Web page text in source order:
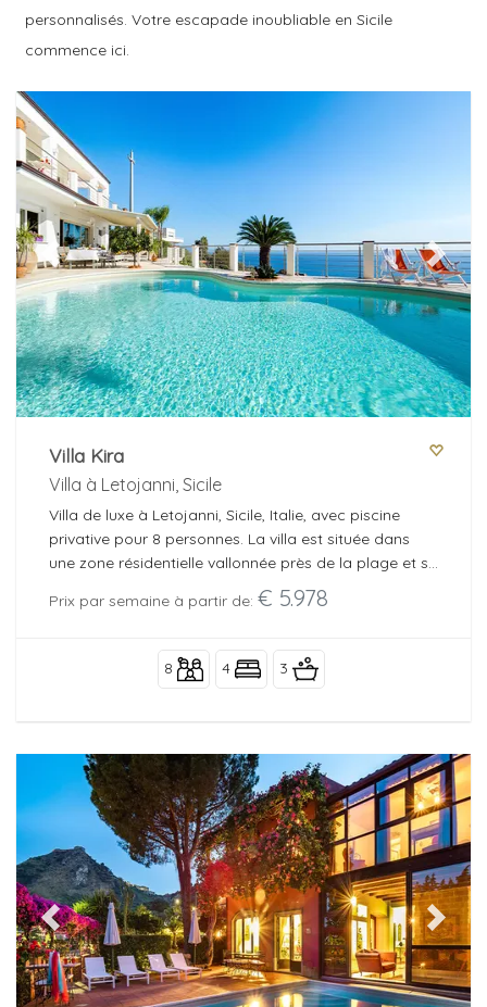
Services populaires
Optionnel
Catégories supplémentaires
personnalisés. Votre escapade inoubliable en Sicile
commence ici.
Previous Next
Villa Kira
Villa à Letojanni, Sicile
Villa de luxe à Letojanni, Sicile, Italie, avec piscine
privative pour 8 personnes. La villa est située dans
une zone résidentielle vallonnée près de la plage et se
Prix par semaine à partir de: € 5.978
8 4 3
Previous Next